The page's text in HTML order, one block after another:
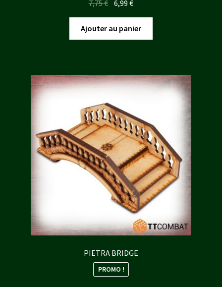
7,75€ Le
initial
était :
6,99€Le
actuel
est :
Ajouter au panier
PIETRA BRIDGE
PROMO !